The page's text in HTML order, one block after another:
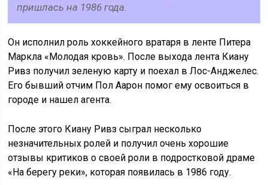
пришлась на 1986 года.
Он исполнил роль хоккейного вратаря в ленте Питера
Маркла «Молодая кровь». После выхода лента Киану
Ривз получил зеленую карту и поехал в Лос-Анджелес.
Его бывший отчим Пол Аарон помог ему освоиться в
городе и нашел агента.
После этого Киану Ривз сыграл несколько
незначительных ролей и получил очень хорошие
отзывы критиков о своей роли в подростковой драме
«На берегу реки», которая появилась в 1986 году.